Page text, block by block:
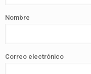
Nombre
Correo electrónico